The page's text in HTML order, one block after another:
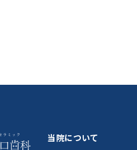
当院について